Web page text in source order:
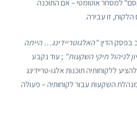
למסחר אוטומטי – אם התוכנה
זו עבירה.
בפסק הדין:"האלגוטריידינג… הייתה
לניהול תיקי השקעות" ; עוד נקבע
ללקוחותיה תוכנות אלגו-טריידינג
השקעות עבור לקוחותיה – פעולה